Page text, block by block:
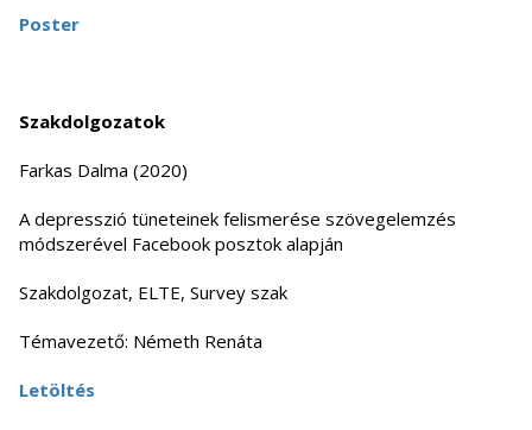
Poster
Szakdolgozatok
Farkas Dalma (2020)
A depresszió tüneteinek felismerése szövegelemzés
módszerével Facebook posztok alapján
Szakdolgozat, ELTE, Survey szak
Témavezető: Németh Renáta
Letöltés